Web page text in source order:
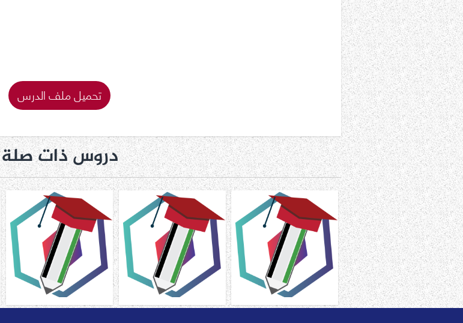
تحميل ملف الدرس
دروس ذات صلة
اختبار إثرائي داعم لغة عربية أوراق عمل القراءة درس أوراق عمل الكتابة درس